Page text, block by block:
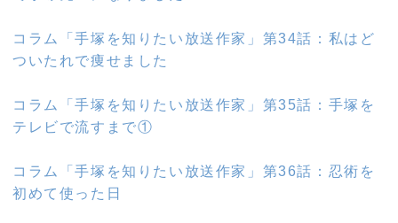
コラム「手塚を知りたい放送作家」第34話：私はど
ついたれで痩せました
コラム「手塚を知りたい放送作家」第35話：手塚を
テレビで流すまで①
コラム「手塚を知りたい放送作家」第36話：忍術を
初めて使った日